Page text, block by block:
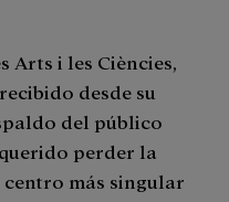
Arts i les Ciències,
desde su
del público
perder la
más singular